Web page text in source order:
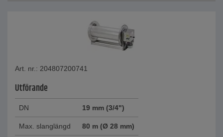
Art. nr.: 204807200741
Utförande
DN 19 mm (3/4")
Max. slanglängd 80 m (Ø 28 mm)